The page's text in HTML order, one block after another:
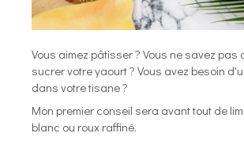
Vous aimez pâtisser ? Vous ne savez pas
sucrer votre yaourt ? Vous avez besoin
dans votre tisane ?
Mon premier conseil sera avant tout de
blanc ou roux raffiné.